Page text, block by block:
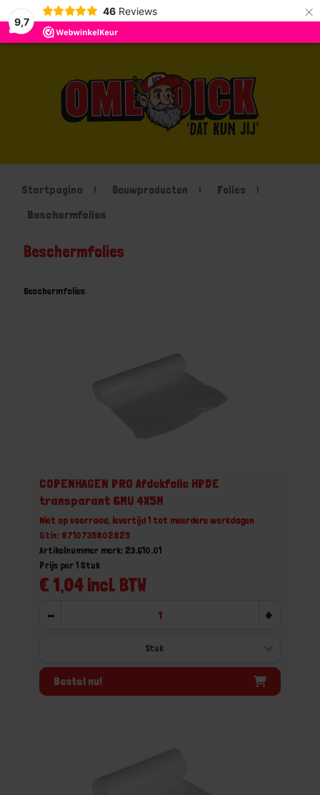
9,7
46 Reviews ×
Startpagina Bouwproducten
Folies
Beschermfolies
Beschermfolies
Beschermfolies
COPENHAGEN PRO Afdekfolie HPDE
transparant 6MU 4X5M
Niet op voorraad, levertijd 1 tot meerdere werkdagen
Gtin: 8710735802825
Artikelnummer merk: 23.610.01
€ 1,04 incl. BTW
Prijs per 1 Stuk
- +
Bestel nu!